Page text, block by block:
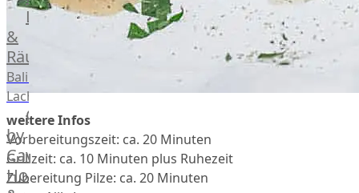
Schwein
Miéral
Geflügel
Huhn
&
Hahn
Kapaun
Ente
vom
Rind
Teilstücke
vom
Schwein
Teilstücke
vom
Lamm
Teilstücke
Lachs
&
Räucherlachs
Balik
Lachs
Caviar
by
Caviar
House
weitere Infos
Vorbereitungszeit: ca. 20 Minuten
Grillzeit: ca. 10 Minuten plus Ruhezeit
Zubereitung Pilze: ca. 20 Minuten